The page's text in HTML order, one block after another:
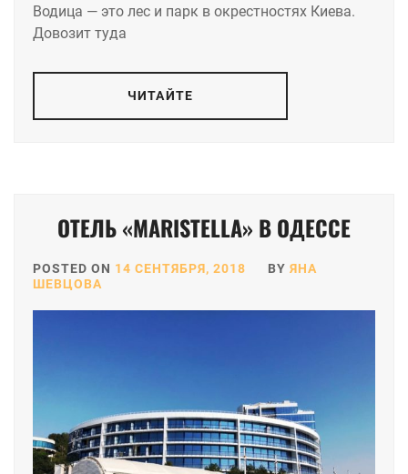
Водица — это лес и парк в окрестностях Киева.
Довозит туда
ЧИТАЙТЕ
ОТЕЛЬ «MARISTELLA» В ОДЕССЕ
POSTED ON 14 СЕНТЯБРЯ, 2018 BY ЯНА
ШЕВЦОВА